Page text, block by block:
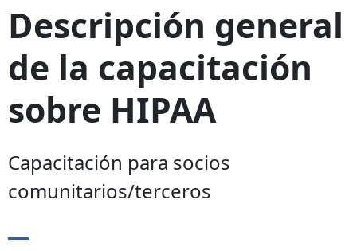
Descripción general
de la capacitación
sobre HIPAA
Capacitación para socios
comunitarios/terceros